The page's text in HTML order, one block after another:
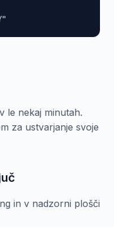
le nekaj minutah.
za ustvarjanje svoje
in v nadzorni plošči